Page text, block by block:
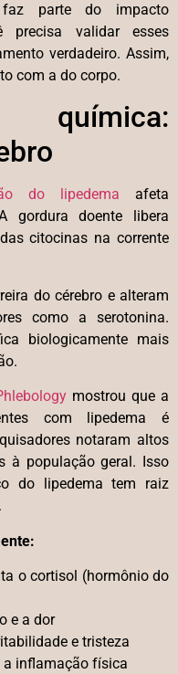
faz parte do impacto
precisa validar esses
verdadeiro. Assim,
com a do corpo.
do lipedema afeta
gordura doente libera
citocinas na corrente
do cérebro e alteram
como a serotonina.
biologicamente mais
mostrou que a
com lipedema é
notaram altos
à população geral. Isso
do lipedema tem raiz
o cortisol (hormônio do
e a dor
e tristeza
a inflamação física